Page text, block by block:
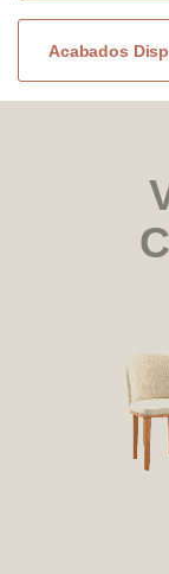
Acabados